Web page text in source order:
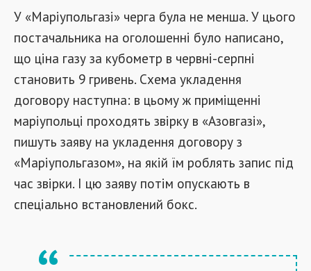
У «Маріупольгазі» черга була не менша. У цього
постачальника на оголошенні було написано,
що ціна газу за кубометр в червні-серпні
становить 9 гривень. Схема укладення
договору наступна: в цьому ж приміщенні
маріупольці проходять звірку в «Азовгазі»,
пишуть заяву на укладення договору з
«Маріупольгазом», на якій їм роблять запис під
час звірки. І цю заяву потім опускають в
спеціально встановлений бокс.